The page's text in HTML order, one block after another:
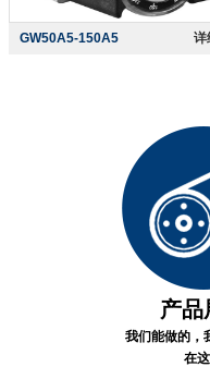
GW50A5-150A5 详
产品
我们能做的，
在